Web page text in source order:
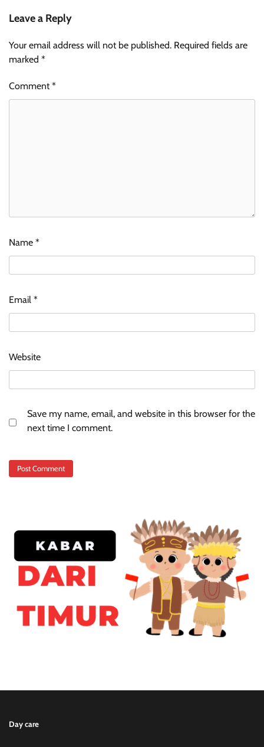
Leave a Reply
Your email address will not be published. Required fields are
marked *
Comment*
Name *
Email *
Website
Save my name, email, and website in this browser for the
next time I comment.
Day care